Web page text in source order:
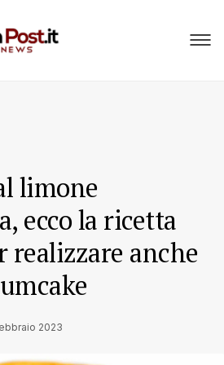
limone
ecco la ricetta
realizzare anche
2023